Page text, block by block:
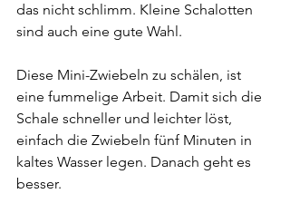
das nicht schlimm. Kleine Schalotten
sind auch eine gute Wahl.
Diese Mini-Zwiebeln zu schälen, ist
eine fummelige Arbeit. Damit sich die
Schale schneller und leichter löst,
einfach die Zwiebeln fünf Minuten in
kaltes Wasser legen. Danach geht es
besser.